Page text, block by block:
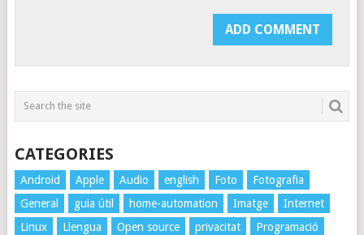
CATEGORIES
Android Apple Audio english Foto
Fotografia
General
guia útil home-automation Imatge
Internet
Linux
Llengua Open source privacitat
Programació